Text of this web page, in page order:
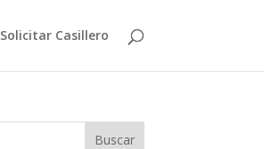
Solicitar Casillero
Buscar